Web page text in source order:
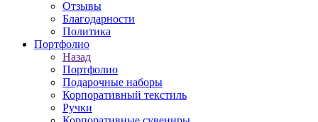
Отзывы
Благодарности
Политика
Портфолио
Назад
Портфолио
Подарочные наборы
Корпоративный текстиль
Ручки